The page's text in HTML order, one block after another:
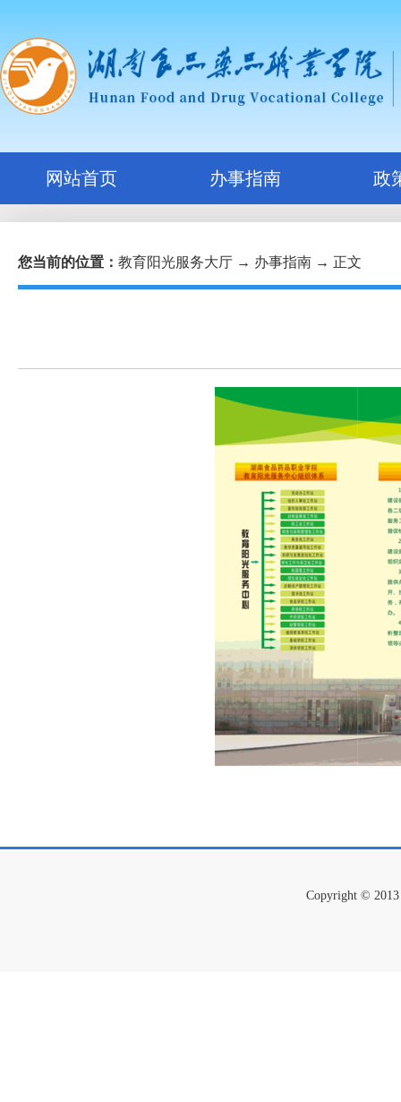
网站首页 办事指南 政
您当前的位置： 教育阳光服务大厅 → 办事指南 → 正文
Copyright ©